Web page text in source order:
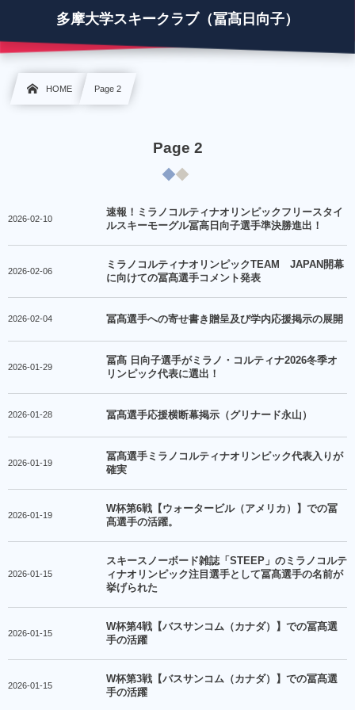
多摩大学スキークラブ（冨髙日向子）
HOME Page 2
Page 2
2026-02-10
速報！ミラノコルティナオリンピックフリースタイ
ルスキーモーグル冨高日向子選手準決勝進出！
2026-02-06
ミラノコルティナオリンピックTEAM JAPAN開幕
に向けての冨髙選手コメント発表
2026-02-04 冨髙選手への寄せ書き贈呈及び学内応援掲示の展開
2026-01-29
冨髙 日向子選手がミラノ・コルティナ2026冬季オ
リンピック代表に選出！
2026-01-28 冨髙選手応援横断幕掲示（グリナード永山）
2026-01-19
冨髙選手ミラノコルティナオリンピック代表入りが
確実
2026-01-19
W杯第6戦【ウォータービル（アメリカ）】での冨
髙選手の活躍。
2026-01-15
スキースノーボード雑誌「STEEP」のミラノコルテ
ィナオリンピック注目選手として冨髙選手の名前が
挙げられた
2026-01-15
W杯第4戦【バスサンコム（カナダ）】での冨髙選
手の活躍
2026-01-15
W杯第3戦【バスサンコム（カナダ）】での冨髙選
手の活躍